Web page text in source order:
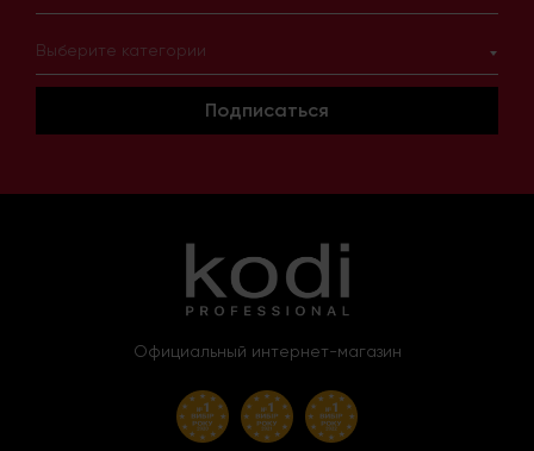
Выберите категории
Подписаться
Официальный интернет-магазин